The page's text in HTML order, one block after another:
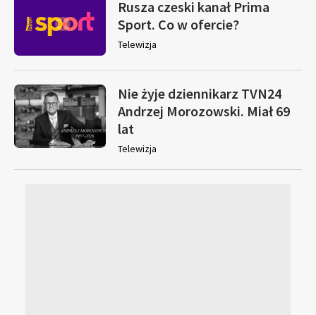
Rusza czeski kanał Prima
Sport. Co w ofercie?
Telewizja
Nie żyje dziennikarz TVN24
Andrzej Morozowski. Miał 69
lat
Telewizja